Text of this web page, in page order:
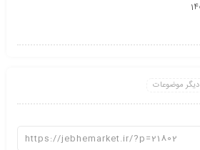
دیگر موضوعات